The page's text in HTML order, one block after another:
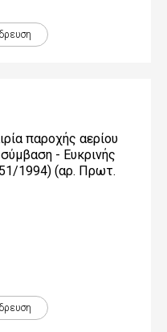
παροχής αερίου
- Ευκρινής
1994) (αρ. Πρωτ.